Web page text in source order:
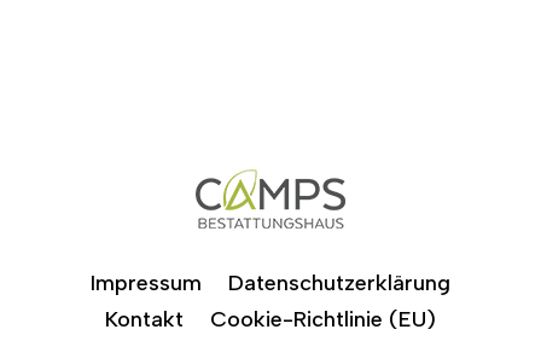
Impressum
Datenschutzerklärung
Kontakt
Cookie-Richtlinie (EU)